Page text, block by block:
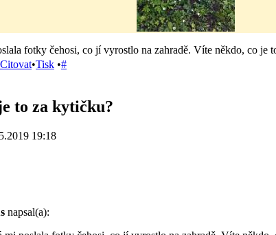
fotky čehosi, co jí vyrostlo na zahradě. Víte někdo, co je
Citovat•Tisk •#
to za kytičku?
19:18
napsal(a):